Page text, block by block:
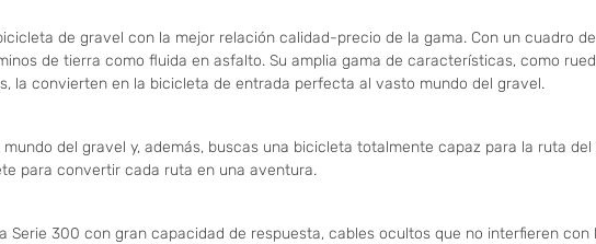
de gravel con la mejor relación calidad-precio de la gama. Con un cuadro
de tierra como fluida en asfalto. Su amplia gama de características, como
la convierten en la bicicleta de entrada perfecta al vasto mundo del gravel.
del gravel y, además, buscas una bicicleta totalmente capaz para la ruta
para convertir cada ruta en una aventura.
Serie 300 con gran capacidad de respuesta, cables ocultos que no interfieren